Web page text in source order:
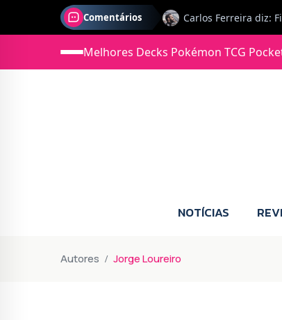
Comentários
Melhores Decks Pokémon TCG
NOTÍCIAS
Autores Jorge Loureiro